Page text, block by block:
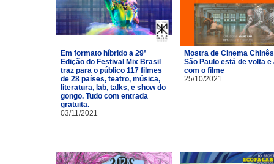
Em formato híbrido a 29ª
Edição do Festival Mix Brasil
traz para o público 117 filmes
de 28 países, teatro, música,
literatura, lab, talks, e show do
gongo. Tudo com entrada
gratuita.
03/11/2021
Mostra de Cinema
São Paulo está de volta e
com o filme
25/10/2021